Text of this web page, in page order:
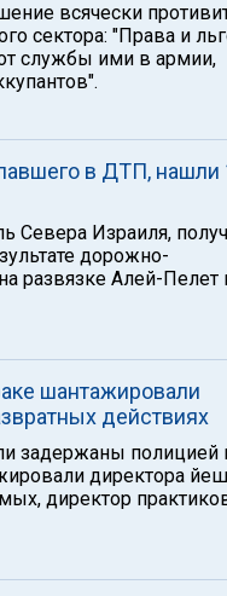
всячески
сектора: "Права и
службы ими в армии,
в ДТП, нашли
Севера Израиля,
дорожно-
развязке Алей-Пелет
шантажировали
действиях
задержаны полицией
директора
директор